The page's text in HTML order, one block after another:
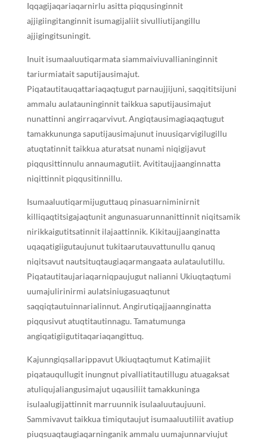
Iqqagijaqariaqarnirlu asitta piqqusinginnit
ajjigiingitanginnit isumagijaliit sivulliutijangillu
ajjigingitsuningit.
Inuit isumaaluutiqarmata siammaiviuvallianinginnit
tariurmiatait saputijausimajut.
Piqatautitauqattariaqaqtugut parnaujjijuni, saqqititsijuni
ammalu aulatauninginnit taikkua saputijausimajut
nunattinni angirraqarvivut. Angiqtausimagiaqaqtugut
tamakkununga saputijausimajunut inuusiqarvigilugillu
atuqtatinnit taikkua aturatsat nunami niqigijavut
piqqusittinnulu annaumagutiit. Avititaujjaanginnatta
niqittinnit piqqusitinnillu.
Isumaaluutiqarmijuguttauq pinasuarniminirnit
killiqaqtitsigajaqtunit angunasuarunnanittinnit niqitsamik
nirikkaigutitsatinnit ilajaattinnik. Kikitaujjaanginatta
uqaqatigiigutaujunut tukitaarutauvattunullu qanuq
niqitsavut nautsituqtaugiaqarmangaata aulataulutillu.
Piqatautitaujariaqarniqpaujugut nalianni Ukiuqtaqtumi
uumajulirinirmi aulatsiniugasuaqtunut
saqqiqtautuinnarialinnut. Angirutiqajjaannginatta
piqqusivut atuqtitautinnagu. Tamatumunga
angiqatigiigutitaqariaqangittuq.
Kajunngiqsallarippavut Ukiuqtaqtumut Katimajiit
piqatauqullugit inungnut pivalliatitautillugu atuagaksat
atuliqujaliangusimajut uqausiliit tamakkuninga
isulaalugijattinnit marruunnik isulaaluutaujuuni.
Sammivavut taikkua timiqutaujut isumaaluutiliit avatiup
piuqsuaqtaugiaqarninganik ammalu uumajunnarviujut